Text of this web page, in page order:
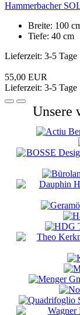
Hammerbacher
Breite: 100
Tiefe: 40 cm
Lieferzeit: 3-5 Tage
55,00 EUR
Lieferzeit: 3-5 Tage
Unsere